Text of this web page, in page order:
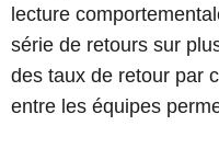
lecture
série de retours sur
des taux de retour par
entre les équipes